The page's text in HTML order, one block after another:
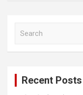
Recent Posts